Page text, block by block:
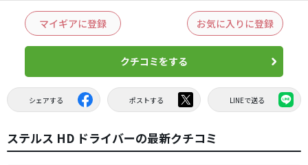
マイギアに登録 お気に入りに登録
クチコミをする
シェアする ポストする LINEで送る
ステルス HD ドライバーの最新クチコミ